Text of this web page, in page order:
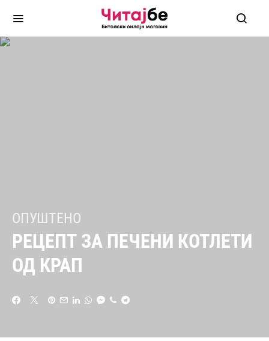
ОПУШТЕНО
РЕЦЕПТ ЗА ПЕЧЕНИ КОТЛЕТИ
ОД КРАП